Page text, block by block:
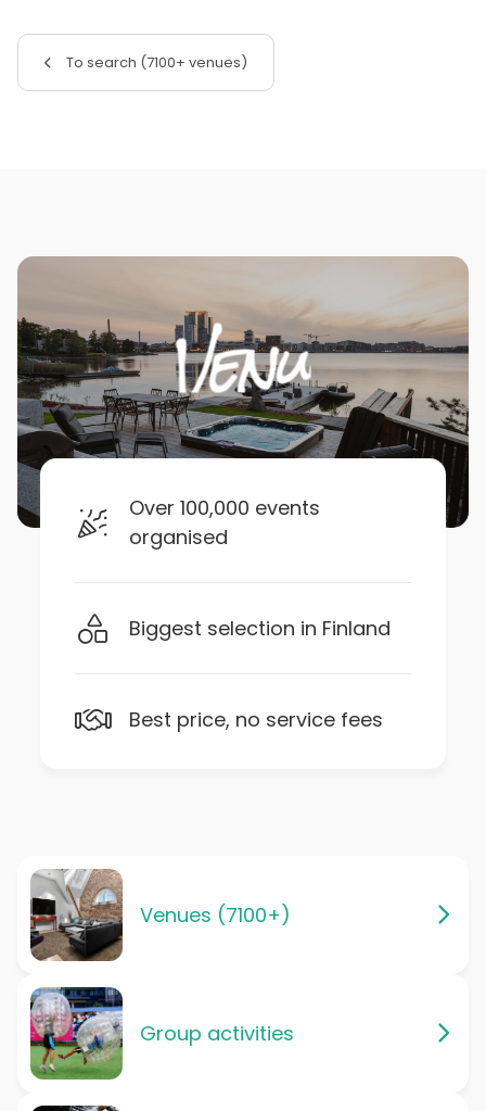
To search (7100+ venues)
Over 100,000 events
organised
Biggest selection in Finland
Best price, no service fees
Venues (7100+)
Group activities